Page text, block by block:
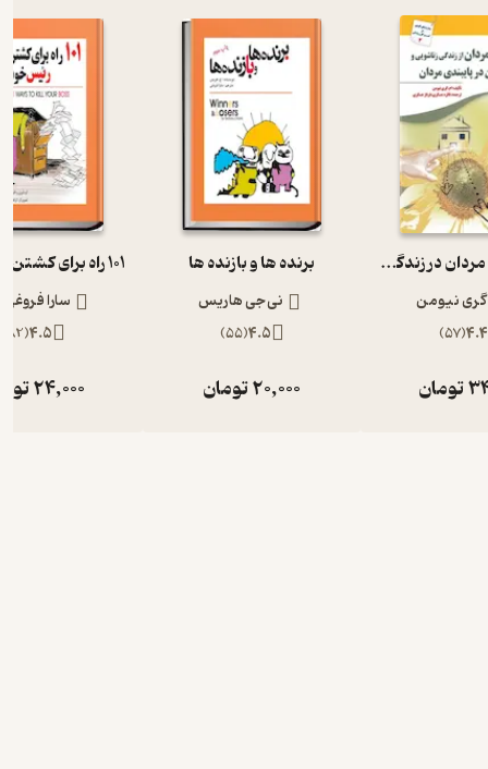
علل خیانت مردان در زندگی زناشویی و نقش زنان در پایبندی مردان
گری نیومن
4.4
(
57
)
تومان
برنده ها و بازنده ها
نی جی هاریس
4.5
(
55
)
20,000تومان
سارا
4.5
(
82
24,000